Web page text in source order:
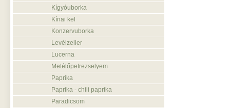
Kígyóuborka
Kínai kel
Konzervuborka
Levélzeller
Lucerna
Metélőpetrezselyem
Paprika
Paprika - chili paprika
Paradicsom